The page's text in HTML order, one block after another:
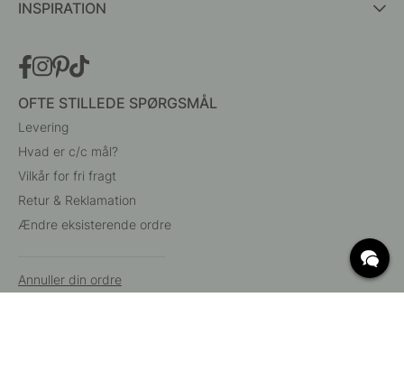
INSPIRATION
OFTE STILLEDE SPØRGSMÅL
Levering
Hvad er c/c mål?
Vilkår for fri fragt
Retur & Reklamation
Ændre eksisterende ordre
Annuller din ordre